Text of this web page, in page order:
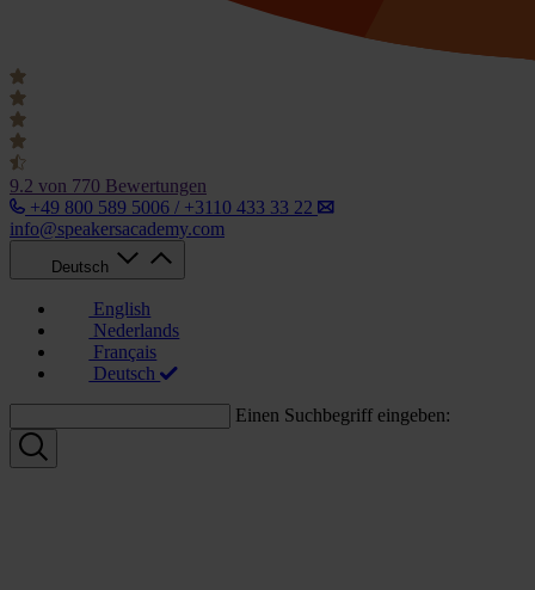
9.2 von 770 Bewertungen
+49 800 589 5006 / +3110 433 33 22
info@speakersacademy.com
Deutsch
English
Nederlands
Français
Deutsch
Einen Suchbegriff eingeben: